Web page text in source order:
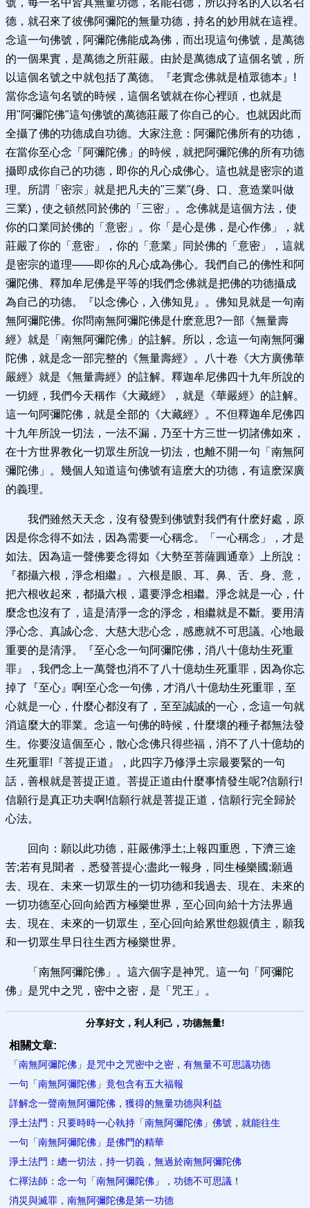
號，每一名中皆具無量功德，名能召德，所以持名的人以名召
德，就召來了彼佛阿彌陀的無量功德，持名的妙用就在這裡。
念這一句佛號，阿彌陀佛能成為佛，而出現這句佛號，是萬德
的一個果實，是萬德之所莊嚴。由於是萬德成了這個名號，所
以這個名號之中就包括了萬德。『老實念佛就是植眾德本』!
當你念這句名號的時候，這個名號就在你心裡頭，也就是
用"阿彌陀佛"這句佛號的萬德莊嚴了你自己的心。也就因此而
全攝了佛的功德成自功德。大家注意：阿彌陀佛所有的功德，
在當你至心念「阿彌陀佛」的時候，就把阿彌陀佛的所有功德
攝即成你自己的功德，即你的凡心成佛心。這也就是密宗的道
理。所謂「密宗」就是把凡夫的"三業"(身、口、意造業叫做
三業)，使之頓然同於佛的「三密」。念佛就是這個方法，使
你的口業同於佛的「意密」。你「是心是佛，是心作佛」，就
莊嚴了你的「意密」，你的「意業」同於佛的「意密」，這就
是密宗的道理——即你的凡心成為佛心。我們自己的佛性和阿
彌陀佛、釋加牟尼佛是平等的!我們念佛就是把佛的功德攝成
為自己的功德。『以念佛心，入佛知見』。佛知見就是一句南
無阿彌陀佛。你問南無阿彌陀佛是什麽意思?一部《無量壽
經》就是「南無阿彌陀佛」的註解。所以，念這一句南無阿彌
陀佛，就是念一部完整的《無量壽經》。八十卷《大方廣佛華
嚴經》就是《無量壽經》的註解。釋迦牟尼佛四十九年所說的
一切經，我們今天稱作《大藏經》，就是《華嚴經》的註解。
這一句阿彌陀佛，就是全部的《大藏經》。不但釋迦牟尼佛四
十九年所說一切法，一法不漏，乃至十方三世一切諸佛如來，
在十方世界教化一切眾生所說一切法，也離不開一句「南無阿
彌陀佛」。幾個人知道這句佛號有這麽大的功德，有這麽深廣
的義理。
我們雖然天天念，沒有發覺到佛號對我們有什麽好處，原
因是你念得不如法，因為需要一心稱念。「一心稱念」，才是
如法。因為這一聲佛要念得如《大勢至菩薩圓通章》上所說：
『都攝六根，淨念相繼』。六根是眼、耳、鼻、舌、身、意，
把六根收起來，都攝六根，還要淨念相繼。淨念就是一心，什
麼念也沒有了，這是清淨一念的淨念，相繼就是不斷。要用清
淨心念、真誠心念、大慈大悲心念，感應就不可思議。心地最
重要的是清淨。『至心念一句阿彌陀佛，消八十億劫生死重
罪』，我們念上一萬聲也消不了八十億劫生死重罪，因為你忘
掉了『至心』啊!至心念一句佛，才消八十億劫生死重罪，至
心就是一心，什麼心都沒有了，至至誠誠的一心，念這一句就
消這麼大的罪業。念這一句佛的時候，什麼壞的種子都無法發
生。你要沒這個至心，散心念佛只得些福，消不了八十億劫的
生死重罪!『菩提正道』，此四字乃修淨土宗最要緊的一句
話，善根就是菩提正道。菩提正道由什麼事情發生呢?信願行!
信願行是真正功夫啊!信願行就是菩提正道，信願行完全歸於
心法。
回向：願以此功德，莊嚴佛淨土;上報四重恩，下濟三途
苦;若有見聞者 ，悉發菩提心;盡此一報身，同生極樂國;願過
去、現在、未來一切眾生的一切功德和我過去、現在、未來的
一切功德至心回向給西方極樂世界，至心回向給十方法界過
去、現在、未來的一切眾生，至心回向給累世怨親債主，願我
和一切眾生早日往生西方極樂世界。
「南無阿彌陀佛」。這六個字是神咒。這一句「阿彌陀
佛」是咒中之咒，密中之密，是「咒王」。
分享好文，利人利己，功德無量!
相關文章:
「南無阿彌陀佛」是咒中之咒密中之密，有無量不可思議功德
一句「南無阿彌陀佛」竟包含有五大福報
詳解念一聲南無阿彌陀佛，獲得的無量功德與利益
淨土法門：只要時時一心執持「南無阿彌陀佛」佛號，就能往生
一句「南無阿彌陀佛」是佛門的精華
淨土法門：總一切法，持一切義，無過於南無阿彌陀佛
仁禪法師：念一句「南無阿彌陀佛」，功德不可思議！
消災與滅罪，南無阿彌陀佛是第一功德